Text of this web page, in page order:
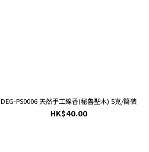
DEG-PS0006 天然手工線香(秘魯聖木) 5克/筒裝
HK$40.00